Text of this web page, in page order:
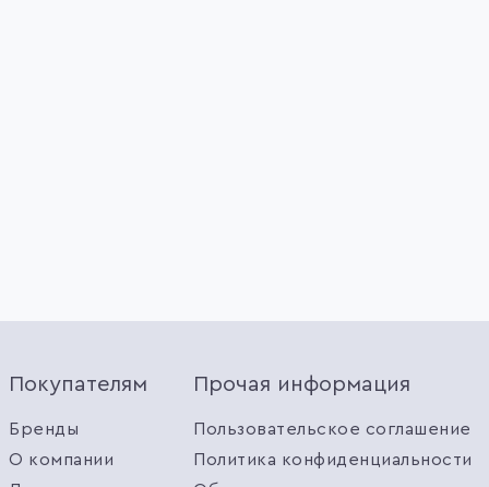
Покупателям
Бренды
О компании
Прочая информация
Пользовательское соглашение
Политика конфиденциальности